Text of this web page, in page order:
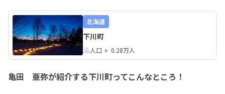
北海道
下川町
人口 0.28万人
亀田 亜弥が紹介する下川町ってこんなところ！